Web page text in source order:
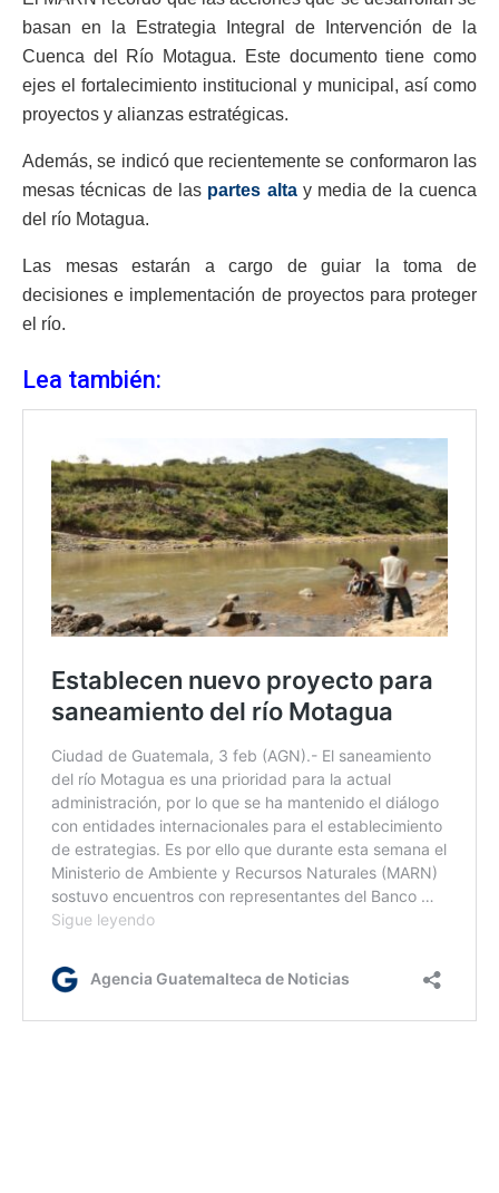
basan en la Estrategia Integral de Intervención de la
Cuenca del Río Motagua. Este documento tiene como
ejes el fortalecimiento institucional y municipal, así como
proyectos y alianzas estratégicas.
Además, se indicó que recientemente se conformaron las
mesas técnicas de las partes alta y media de la cuenca
del río Motagua.
Las mesas estarán a cargo de guiar la toma de
decisiones e implementación de proyectos para proteger
el río.
Lea también: